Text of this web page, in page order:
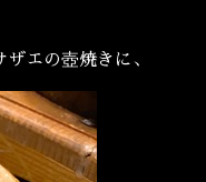
エの壺焼きに、